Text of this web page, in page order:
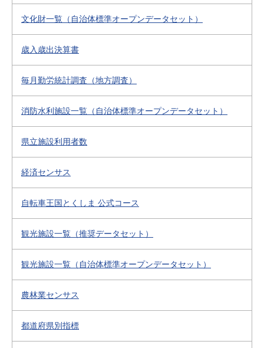
文化財一覧（自治体標準オープンデータセット）
歳入歳出決算書
毎月勤労統計調査（地方調査）
消防水利施設一覧（自治体標準オープンデータセット）
県立施設利用者数
経済センサス
自転車王国とくしま 公式コース
観光施設一覧（推奨データセット）
観光施設一覧（自治体標準オープンデータセット）
農林業センサス
都道府県別指標